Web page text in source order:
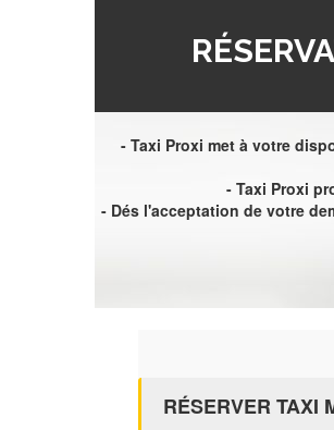
- Taxi Proxi met à votre
- Taxi Proxi
- Dés l'acceptation de votre
RÉSERVER TAXI